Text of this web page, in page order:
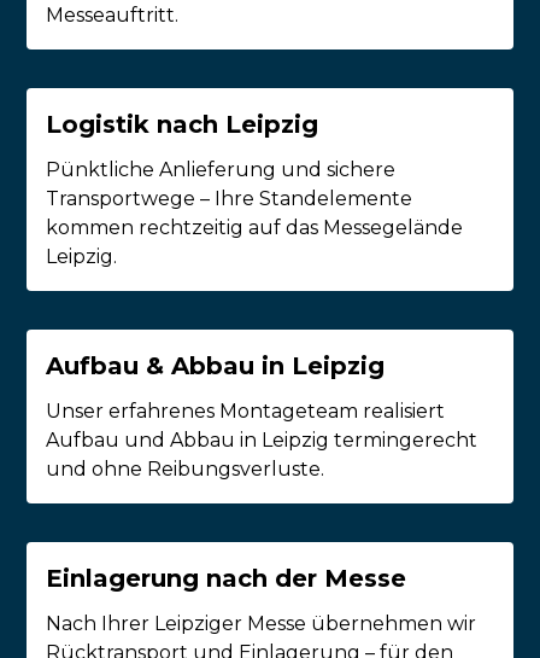
Messeauftritt.
Logistik nach Leipzig
Pünktliche Anlieferung und sichere
Transportwege – Ihre Standelemente
kommen rechtzeitig auf das Messegelände
Leipzig.
Aufbau & Abbau in Leipzig
Unser erfahrenes Montageteam realisiert
Aufbau und Abbau in Leipzig termingerecht
und ohne Reibungsverluste.
Einlagerung nach der Messe
Nach Ihrer Leipziger Messe übernehmen wir
Rücktransport und Einlagerung – für den